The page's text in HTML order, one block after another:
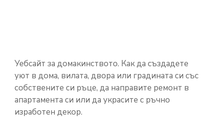
Уебсайт за домакинството. Как да създадете
уют в дома, вилата, двора или градината си със
собствените си ръце, да направите ремонт в
апартамента си или да украсите с ръчно
изработен декор.